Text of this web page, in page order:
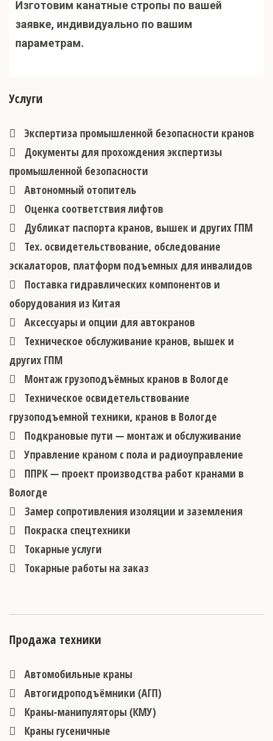
Изготовим канатные стропы по вашей
заявке, индивидуально по вашим
параметрам.
Услуги
Экспертиза промышленной безопасности кранов
Документы для прохождения экспертизы
промышленной безопасности
Автономный отопитель
Оценка соответствия лифтов
Дубликат паспорта кранов, вышек и других ГПМ
Тех. освидетельствование, обследование
эскалаторов, платформ подъемных для инвалидов
Поставка гидравлических компонентов и
оборудования из Китая
Аксессуары и опции для автокранов
Техническое обслуживание кранов, вышек и
других ГПМ
Монтаж грузоподъёмных кранов в Вологде
Техническое освидетельствование
грузоподъемной техники, кранов в Вологде
Подкрановые пути — монтаж и обслуживание
Управление краном с пола и радиоуправление
ППРК — проект производства работ кранами в
Вологде
Замер сопротивления изоляции и заземления
Покраска спецтехники
Токарные услуги
Токарные работы на заказ
Продажа техники
Автомобильные краны
Автогидроподъёмники (АГП)
Краны-манипуляторы (КМУ)
Краны гусеничные